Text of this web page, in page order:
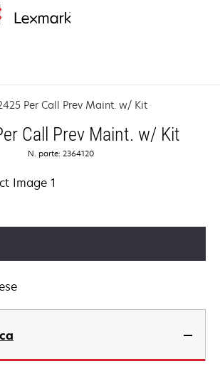
Per Call Prev Maint. w/ Kit
Call Prev Maint. w/ Kit
N. parte: 2364120